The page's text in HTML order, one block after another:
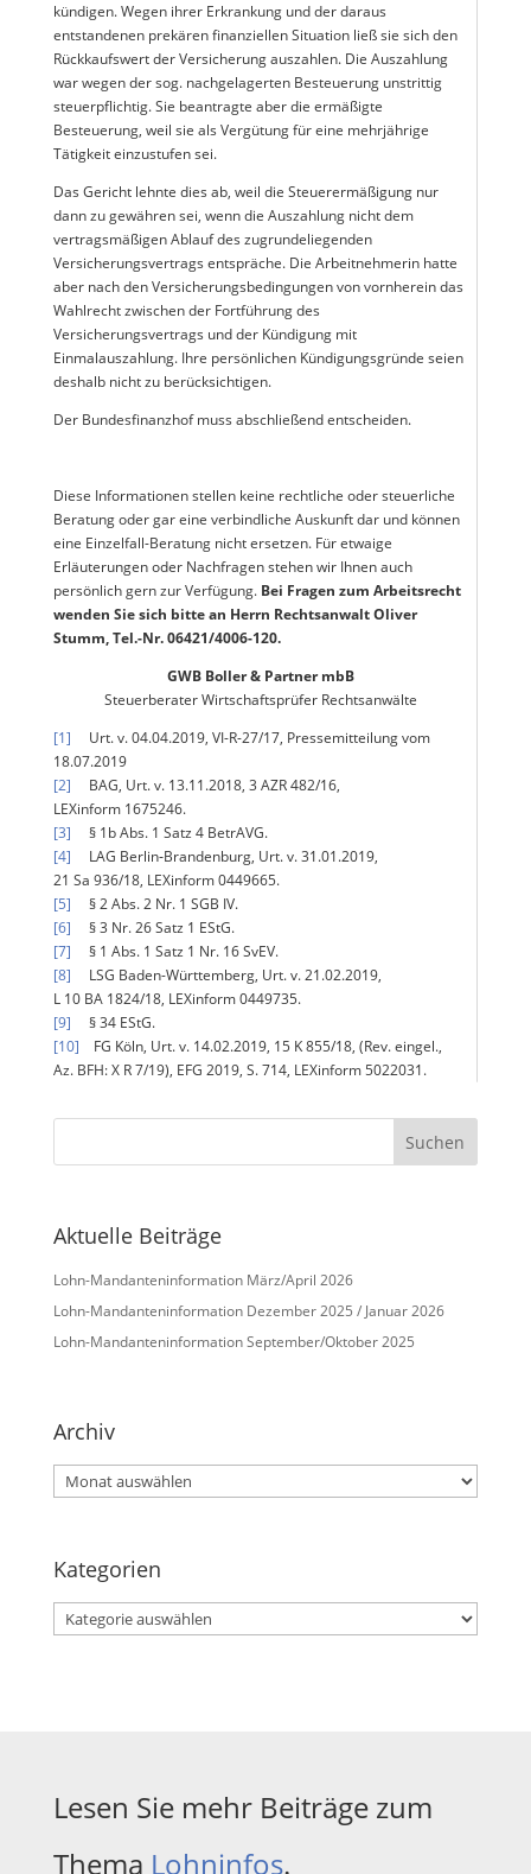
kündigen. Wegen ihrer Erkrankung und der daraus
entstandenen prekären finanziellen Situation ließ sie sich den
Rückkaufswert der Versicherung auszahlen. Die Auszahlung
war wegen der sog. nachgelagerten Besteuerung unstrittig
steuerpflichtig. Sie beantragte aber die ermäßigte
Besteuerung, weil sie als Vergütung für eine mehrjährige
Tätigkeit einzustufen sei.
Das Gericht lehnte dies ab, weil die Steuerermäßigung nur
dann zu gewähren sei, wenn die Auszahlung nicht dem
vertragsmäßigen Ablauf des zugrundeliegenden
Versicherungsvertrags entspräche. Die Arbeitnehmerin hatte
aber nach den Versicherungsbedingungen von vornherein das
Wahlrecht zwischen der Fortführung des
Versicherungsvertrags und der Kündigung mit
Einmalauszahlung. Ihre persönlichen Kündigungsgründe seien
deshalb nicht zu berücksichtigen.
Der Bundesfinanzhof muss abschließend entscheiden.
Diese Informationen stellen keine rechtliche oder steuerliche
Beratung oder gar eine verbindliche Auskunft dar und können
eine Einzelfall-Beratung nicht ersetzen. Für etwaige
Erläuterungen oder Nachfragen stehen wir Ihnen auch
persönlich gern zur Verfügung. Bei Fragen zum Arbeitsrecht
wenden Sie sich bitte an Herrn Rechtsanwalt Oliver
Stumm, Tel.-Nr. 06421/4006-120.
GWB Boller & Partner mbB
Steuerberater Wirtschaftsprüfer Rechtsanwälte
[1] Urt. v. 04.04.2019, VI-R-27/17, Pressemitteilung vom
18.07.2019
[2] BAG, Urt. v. 13.11.2018, 3 AZR 482/16,
LEXinform 1675246.
[3] § 1b Abs. 1 Satz 4 BetrAVG.
[4] LAG Berlin‑Brandenburg, Urt. v. 31.01.2019,
21 Sa 936/18, LEXinform 0449665.
[5] § 2 Abs. 2 Nr. 1 SGB IV.
[6] § 3 Nr. 26 Satz 1 EStG.
[7] § 1 Abs. 1 Satz 1 Nr. 16 SvEV.
[8] LSG Baden-Württemberg, Urt. v. 21.02.2019,
L 10 BA 1824/18, LEXinform 0449735.
[9] § 34 EStG.
[10] FG Köln, Urt. v. 14.02.2019, 15 K 855/18, (Rev. eingel.,
Az. BFH: X R 7/19), EFG 2019, S. 714, LEXinform 5022031.
Aktuelle Beiträge
Lohn-Mandanteninformation März/April 2026
Lohn-Mandanteninformation Dezember 2025 / Januar 2026
Lohn-Mandanteninformation September/Oktober 2025
Archiv
Archiv
Kategorien
Kategorien
Lesen Sie mehr Beiträge zum
Thema Lohninfos.